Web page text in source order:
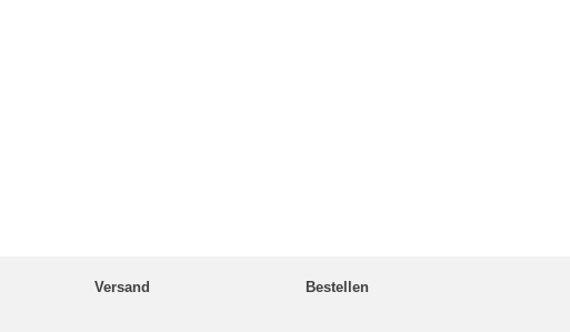
Versand Bestellen